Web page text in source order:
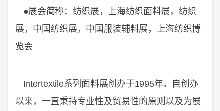
●展会简称：纺织展，上海纺织面料展，纺织
展，中国纺织展，中国服装辅料展，上海纺织博
览会
Intertextile系列面料展创办于1995年。自创办
以来，一直秉持专业性及贸易性的原则以及为展